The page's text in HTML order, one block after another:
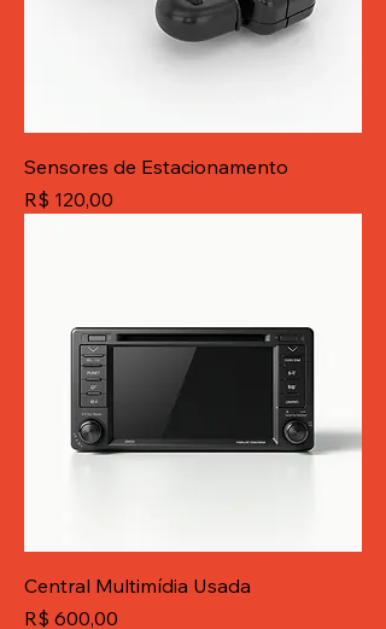
Sensores de Estacionamento
Preço
R$ 120,00
Central Multimídia Usada
Preço
R$ 600,00